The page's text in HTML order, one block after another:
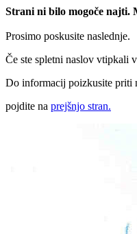
Strani ni bilo mogoče najti.
Prosimo poskusite naslednje.
Če ste spletni naslov vtipkali
Do informacij poizkusite priti
pojdite na prejšnjo stran.